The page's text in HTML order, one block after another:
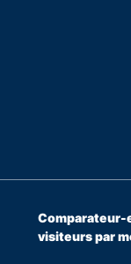
Comparateur-
visiteurs par